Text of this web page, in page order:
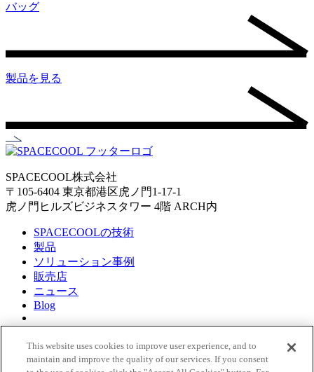
バッグ
製品を見る
SPACECOOL株式会社
〒105-6404 東京都港区虎ノ門1-17-1
虎ノ門ヒルズビジネスタワー 4階 ARCH内
SPACECOOLの技術
製品
ソリューション事例
販売店
ニュース
Blog
About Us
企業理念
CEOメッセージ
This website uses cookies to improve user experience, and to
maintain and improve the quality of our services. If you consent